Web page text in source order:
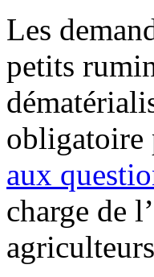
Les
petits
obligatoire
aux
charge de